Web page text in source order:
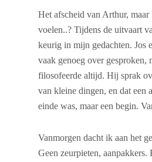
Het afscheid van Arthur, maar
voelen..? Tijdens de uitvaart
keurig in mijn gedachten. Jos
vaak genoeg over gesproken,
filosofeerde altijd. Hij sprak
van kleine dingen, en dat een
einde was, maar een begin.
Vanmorgen dacht ik aan het
Geen zeurpieten, aanpakkers.